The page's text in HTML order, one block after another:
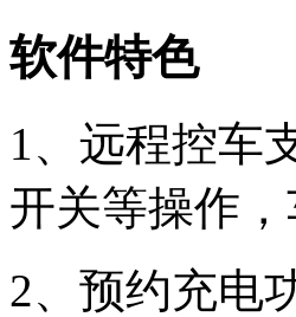
软件特色
1、远程控车
开关等操作
2、预约充电